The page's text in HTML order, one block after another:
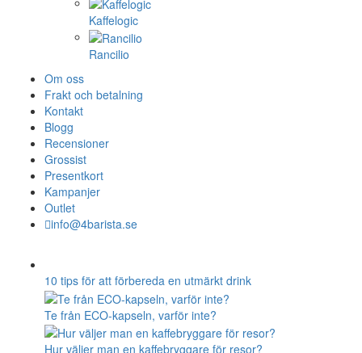
Kaffelogic
Rancilio
Om oss
Frakt och betalning
Kontakt
Blogg
Recensioner
Grossist
Presentkort
Kampanjer
Outlet
info@4barista.se
10 tips för att förbereda en utmärkt drink
Te från ECO-kapseln, varför inte?
Hur väljer man en kaffebryggare för resor?